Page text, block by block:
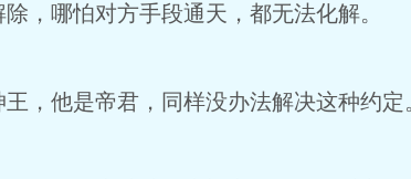
哪怕对方手段通天，都无法化解。
他是帝君，同样没办法解决这种约定